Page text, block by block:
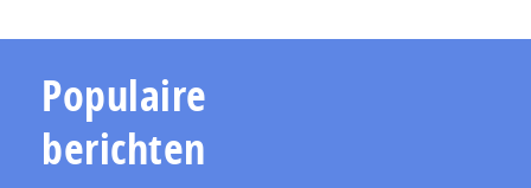
Populaire
berichten